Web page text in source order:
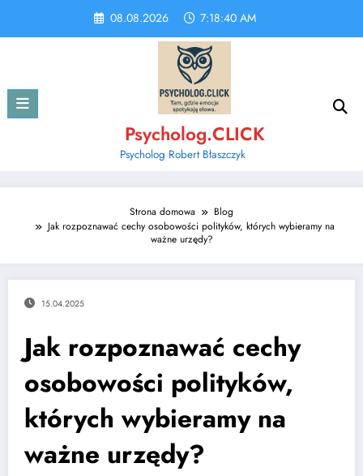
content
08.08.2026 7:18:40 AM
Psycholog.CLICK
Psycholog Robert Błaszczyk
Strona domowa
Blog
Jak rozpoznawać cechy osobowości polityków, których wybieramy na
ważne urzędy?
15.04.2025
Jak rozpoznawać cechy
osobowości polityków,
których wybieramy na
ważne urzędy?